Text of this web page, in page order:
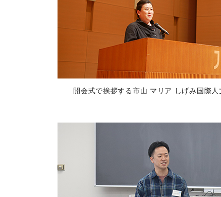
開会式で挨拶する市山 マリア しげみ国際人